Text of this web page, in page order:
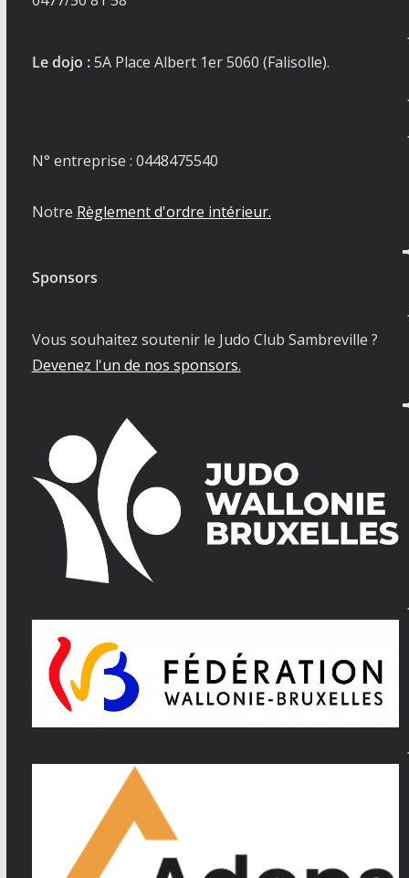
Le dojo :5A Place Albert 1er 5060 (Falisolle).
N° entreprise : 0448475540
Notre Règlement d'ordre intérieur.
Sponsors
Vous souhaitez soutenir le Judo Club Sambreville ?
Devenez l'un de nos sponsors.